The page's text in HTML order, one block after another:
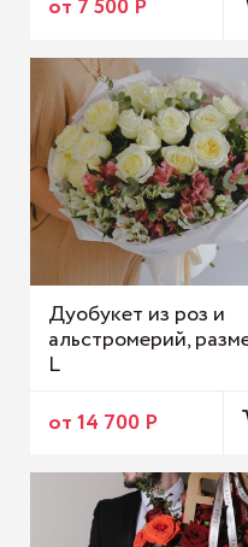
от 7 500 Р
Дуобукет из роз и
альстромерий,
L
от 14 700 Р